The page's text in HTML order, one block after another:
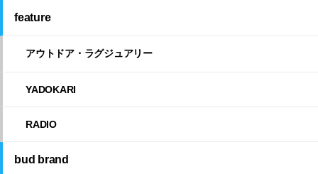
feature
アウトドア・ラグジュアリー
YADOKARI
RADIO
bud brand